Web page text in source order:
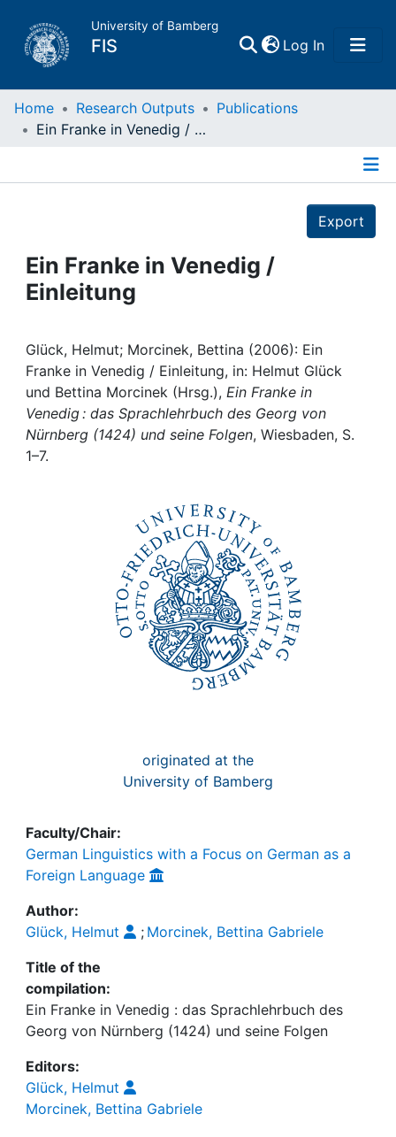
University of Bamberg
FIS Log In(current)
Home
Projects
People
Institutions
Awards
My FIS
Home Research Outputs
Publications
Ein Franke in Venedig / Einleitung
Export
Ein Franke in Venedig /
Einleitung
Glück, Helmut; Morcinek, Bettina (2006): Ein
Franke in Venedig / Einleitung, in: Helmut Glück
und Bettina Morcinek (Hrsg.), Ein Franke in
Venedig : das Sprachlehrbuch des Georg von
Nürnberg (1424) und seine Folgen, Wiesbaden, S.
1–7.
originated at the
University of Bamberg
Faculty/Chair:
German Linguistics with a Focus on German as a
Foreign Language
Author:
Glück, Helmut
; Morcinek, Bettina Gabriele
Title of the
compilation:
Ein Franke in Venedig : das Sprachlehrbuch des
Georg von Nürnberg (1424) und seine Folgen
Editors:
Glück, Helmut
Morcinek, Bettina Gabriele